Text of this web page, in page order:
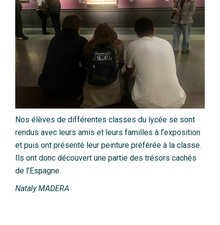
Nos élèves de différentes classes du lycée se sont
rendus avec leurs amis et leurs familles à l’exposition
et puis ont présenté leur peinture préférée à la classe.
Ils ont donc découvert une partie des trésors cachés
de l’Espagne.
Nataly MADERA